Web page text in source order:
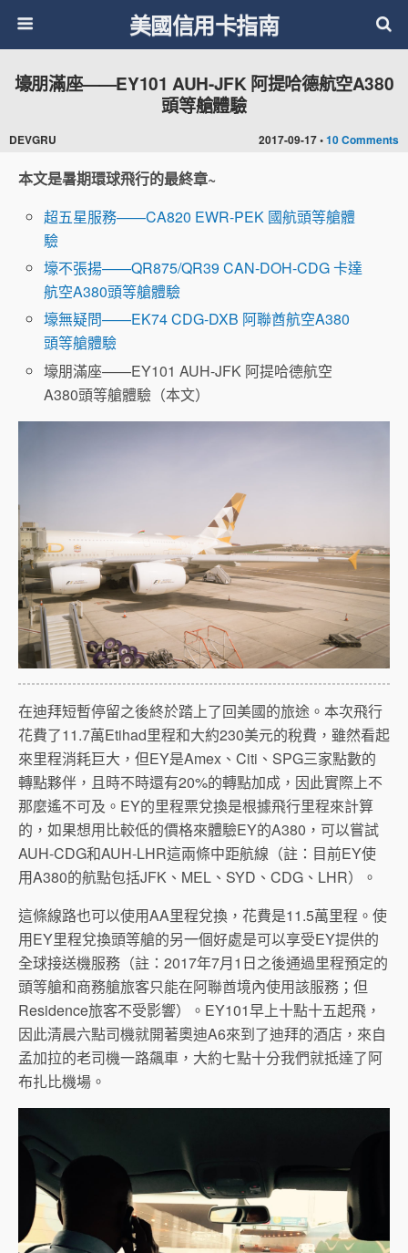
美國信用卡指南
2017-09-17 •10 Comments
壕朋滿座——EY101 AUH-JFK 阿提哈德航空A380
頭等艙體驗
DEVGRU
本文是暑期環球飛行的最終章~
超五星服務——CA820 EWR-PEK 國航頭等艙體
驗
壕不張揚——QR875/QR39 CAN-DOH-CDG 卡達
航空A380頭等艙體驗
壕無疑問——EK74 CDG-DXB 阿聯酋航空A380
頭等艙體驗
壕朋滿座——EY101 AUH-JFK 阿提哈德航空
A380頭等艙體驗（本文）
在迪拜短暫停留之後終於踏上了回美國的旅途。本次飛行
花費了11.7萬Etihad里程和大約230美元的稅費，雖然看起
來里程消耗巨大，但EY是Amex、Citi、SPG三家點數的
轉點夥伴，且時不時還有20%的轉點加成，因此實際上不
那麼遙不可及。EY的里程票兌換是根據飛行里程來計算
的，如果想用比較低的價格來體驗EY的A380，可以嘗試
AUH-CDG和AUH-LHR這兩條中距航線（註：目前EY使
用A380的航點包括JFK、MEL、SYD、CDG、LHR）。
這條線路也可以使用AA里程兌換，花費是11.5萬里程。使
用EY里程兌換頭等艙的另一個好處是可以享受EY提供的
全球接送機服務（註：2017年7月1日之後通過里程預定的
頭等艙和商務艙旅客只能在阿聯酋境內使用該服務；但
Residence旅客不受影響）。EY101早上十點十五起飛，
因此清晨六點司機就開著奧迪A6來到了迪拜的酒店，來自
孟加拉的老司機一路飆車，大約七點十分我們就抵達了阿
布扎比機場。